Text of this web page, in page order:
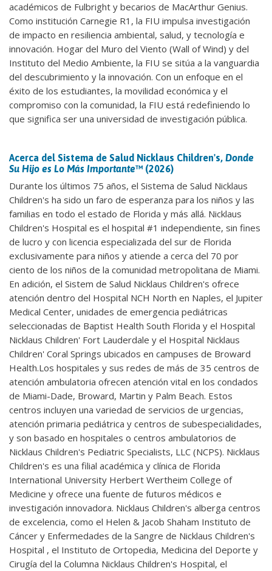
académicos de Fulbright y becarios de MacArthur Genius.
Como institución Carnegie R1, la FIU impulsa investigación
de impacto en resiliencia ambiental, salud, y tecnología e
innovación. Hogar del Muro del Viento (Wall of Wind) y del
Instituto del Medio Ambiente, la FIU se sitúa a la vanguardia
del descubrimiento y la innovación. Con un enfoque en el
éxito de los estudiantes, la movilidad económica y el
compromiso con la comunidad, la FIU está redefiniendo lo
que significa ser una universidad de investigación pública.
Acerca del Sistema de Salud Nicklaus Children's, Donde
Su Hijo es Lo Más Importante™ (2026)
Durante los últimos 75 años, el Sistema de Salud Nicklaus
Children's ha sido un faro de esperanza para los niños y las
familias en todo el estado de Florida y más allá. Nicklaus
Children's Hospital es el hospital #1 independiente, sin fines
de lucro y con licencia especializada del sur de Florida
exclusivamente para niños y atiende a cerca del 70 por
ciento de los niños de la comunidad metropolitana de Miami.
En adición, el Sistem de Salud Nicklaus Children's ofrece
atención dentro del Hospital NCH North en Naples, el Jupiter
Medical Center, unidades de emergencia pediátricas
seleccionadas de Baptist Health South Florida y el Hospital
Nicklaus Children' Fort Lauderdale y el Hospital Nicklaus
Children' Coral Springs ubicados en campuses de Broward
Health.Los hospitales y sus redes de más de 35 centros de
atención ambulatoria ofrecen atención vital en los condados
de Miami-Dade, Broward, Martin y Palm Beach. Estos
centros incluyen una variedad de servicios de urgencias,
atención primaria pediátrica y centros de subespecialidades,
y son basado en hospitales o centros ambulatorios de
Nicklaus Children's Pediatric Specialists, LLC (NCPS). Nicklaus
Children's es una filial académica y clínica de Florida
International University Herbert Wertheim College of
Medicine y ofrece una fuente de futuros médicos e
investigación innovadora. Nicklaus Children's alberga centros
de excelencia, como el Helen & Jacob Shaham Instituto de
Cáncer y Enfermedades de la Sangre de Nicklaus Children's
Hospital , el Instituto de Ortopedia, Medicina del Deporte y
Cirugía del la Columna Nicklaus Children's Hospital, el